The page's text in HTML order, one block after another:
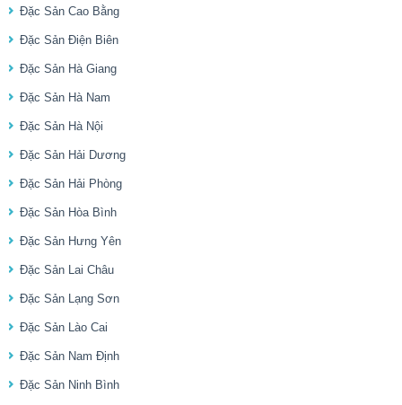
Đặc Sản Cao Bằng
Đặc Sản Điện Biên
Đặc Sản Hà Giang
Đặc Sản Hà Nam
Đặc Sản Hà Nội
Đặc Sản Hải Dương
Đặc Sản Hải Phòng
Đặc Sản Hòa Bình
Đặc Sản Hưng Yên
Đặc Sản Lai Châu
Đặc Sản Lạng Sơn
Đặc Sản Lào Cai
Đặc Sản Nam Định
Đặc Sản Ninh Bình